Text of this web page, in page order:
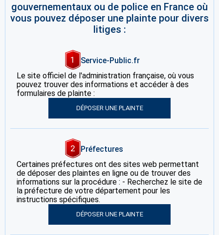
gouvernementaux ou de police en France où
vous pouvez déposer une plainte pour divers
litiges :
1
Service-Public.fr
Le site officiel de l'administration française, où vous
pouvez trouver des informations et accéder à des
formulaires de plainte :
DÉPOSER UNE PLAINTE
2
Préfectures
Certaines préfectures ont des sites web permettant
de déposer des plaintes en ligne ou de trouver des
informations sur la procédure : - Recherchez le site de
la préfecture de votre département pour les
instructions spécifiques.
DÉPOSER UNE PLAINTE